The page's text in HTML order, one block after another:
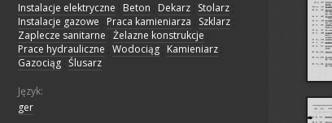
Instalacje elektryczne
Beton Dekarz Stolarz
Instalacje gazowe
Praca kamieniarza Szklarz
Zaplecze sanitarne Żelazne konstrukcje
Prace hydrauliczne Wodociąg Kamieniarz
Gazociąg Ślusarz
Język:
ger